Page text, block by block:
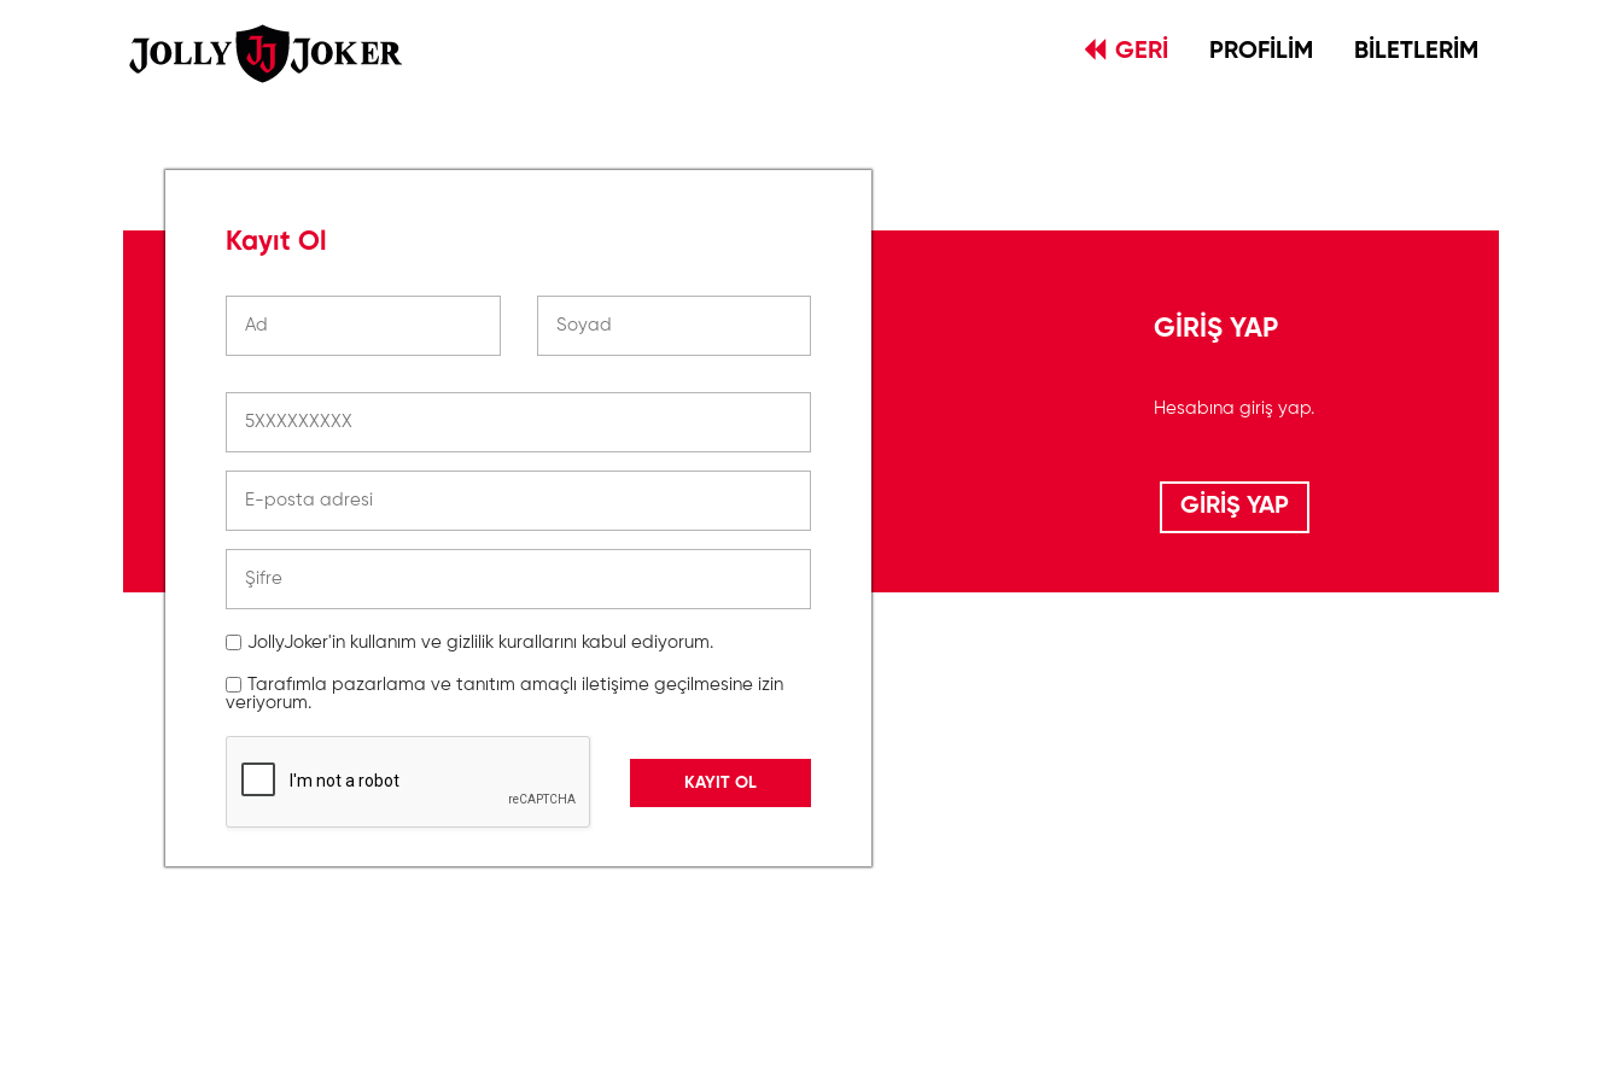
GERİ PROFİLİM BİLETLERİM
Kayıt Ol
JollyJoker'in kullanım ve gizlilik kurallarını kabul ediyorum.
Tarafımla pazarlama ve tanıtım amaçlı iletişime geçilmesine izin
veriyorum.
GİRİŞ YAP
Hesabına giriş yap.
GİRİŞ YAP